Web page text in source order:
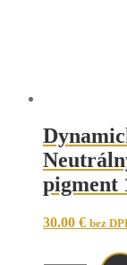
pigment
30.00 € bez